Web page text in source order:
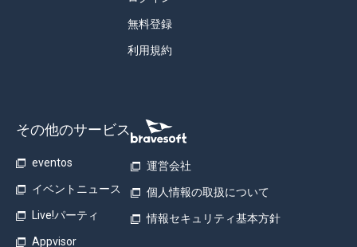
無料登録
利用規約
その他のサービス
eventos
イベントニュース
Live!パーティ
Appvisor
運営会社
個人情報の取扱について
情報セキュリティ基本方針